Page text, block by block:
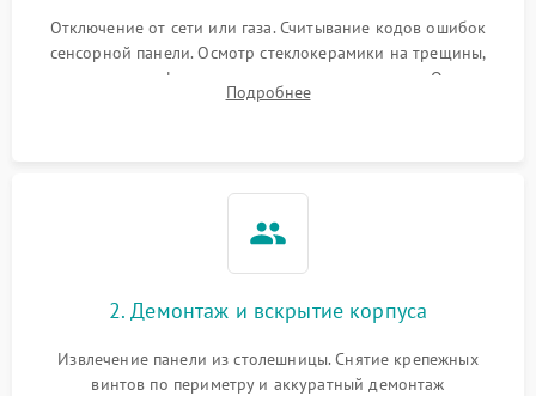
Отключение от сети или газа. Считывание кодов ошибок
сенсорной панели. Осмотр стеклокерамики на трещины,
проверка конфорок на равномерность нагрева. Опрос
клиента о симптомах (не включается, не видит посуду,
Подробнее
2. Демонтаж и вскрытие корпуса
Извлечение панели из столешницы. Снятие крепежных
винтов по периметру и аккуратный демонтаж